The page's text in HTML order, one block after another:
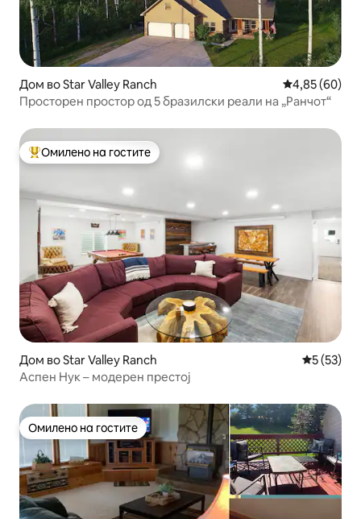
Дом во Star Valley Ranch Просечна
4,85 (60)
Просторен простор од 5 бразилски реали на „Ранчот“
Меѓу најуспешните „Омилени на гостите“
Омилено на гостите
Дом во Star Valley Ranch Просечна
5 (53)
Аспен Нук – модерен престој
Омилено на гостите
Омилено на гостите